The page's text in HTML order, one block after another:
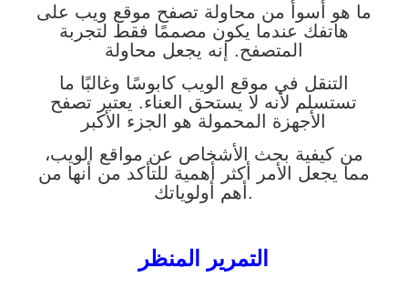
ما هو أسوأ من محاولة تصفح موقع ويب على
هاتفك عندما يكون مصممًا فقط لتجربة
المتصفح. إنه يجعل محاولة
التنقل في موقع الويب كابوسًا وغالبًا ما
تستسلم لأنه لا يستحق العناء. يعتبر تصفح
الأجهزة المحمولة هو الجزء الأكبر
من كيفية بحث الأشخاص عن مواقع الويب،
مما يجعل الأمر أكثر أهمية للتأكد من أنها من
أهم أولوياتك.
التمرير المنظر